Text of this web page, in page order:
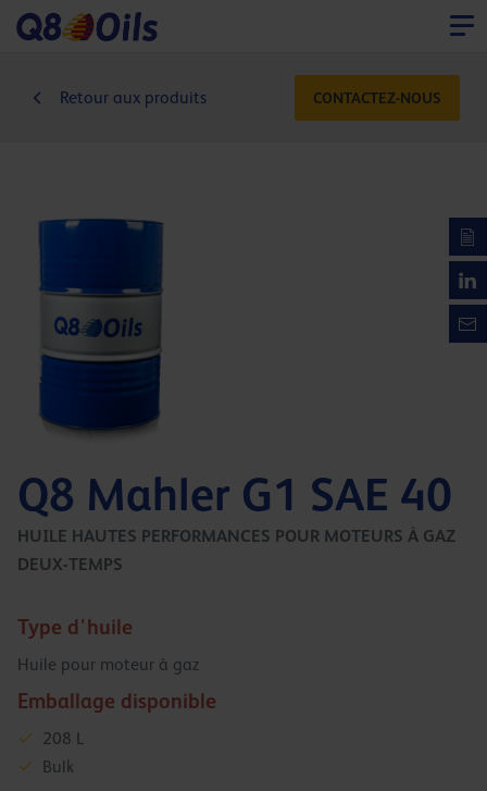
Retour aux produits CONTACTEZ-NOUS
Q8 Mahler G1 SAE 40
HUILE HAUTES PERFORMANCES POUR MOTEURS À GAZ
DEUX-TEMPS
Type d'huile
Huile pour moteur à gaz
Emballage disponible
208 L
Bulk